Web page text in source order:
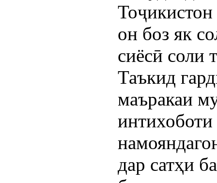
он боз як
сиёсӣ соли
Таъкид
маъракаи
дар сатҳи